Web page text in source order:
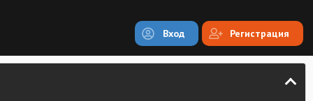
Вход Регистрация